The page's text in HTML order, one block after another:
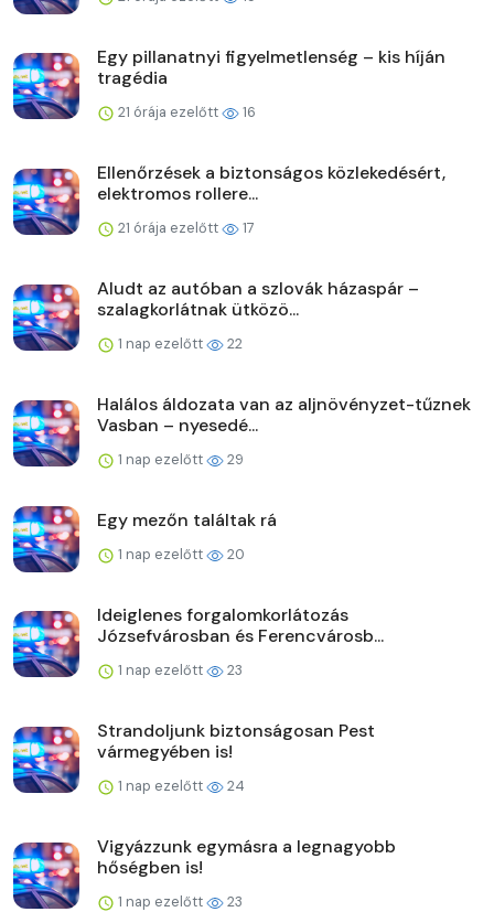
Egy pillanatnyi figyelmetlenség – kis híján
tragédia
21 órája ezelőtt 16
Ellenőrzések a biztonságos közlekedésért,
elektromos rollere...
21 órája ezelőtt 17
Aludt az autóban a szlovák házaspár –
szalagkorlátnak ütközö...
1 nap ezelőtt 22
Halálos áldozata van az aljnövényzet-tűznek
Vasban – nyesedé...
1 nap ezelőtt 29
Egy mezőn találtak rá
1 nap ezelőtt 20
Ideiglenes forgalomkorlátozás
Józsefvárosban és Ferencvárosb...
1 nap ezelőtt 23
Strandoljunk biztonságosan Pest
vármegyében is!
1 nap ezelőtt 24
Vigyázzunk egymásra a legnagyobb
hőségben is!
1 nap ezelőtt 23